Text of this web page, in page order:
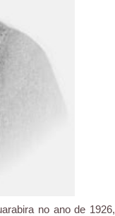
no ano de 1926,